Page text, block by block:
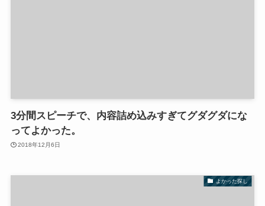
3分間スピーチで、内容詰め込みすぎてグダグダにな
ってよかった。
2018年12月6日
よかった探し